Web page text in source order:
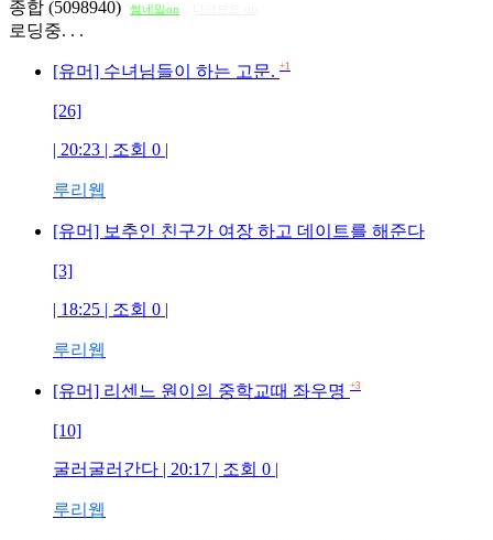
종합 (5098940) 썸네일on
로딩중. . .
[유머] 수녀님들이 하는 고문. +1
[26]
| 20:23 | 조회 0 |
루리웹
[유머] 보추인 친구가 여장 하고 데이트를 해준다
[3]
| 18:25 | 조회 0 |
루리웹
[유머] 리센느 원이의 중학교때 좌우명 +3
[10]
굴러굴러간다 | 20:17 | 조회 0 |
루리웹